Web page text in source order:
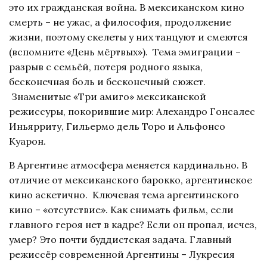
это их гражданская война. В мексиканском кино
смерть – не ужас, а философия, продолжение
жизни, поэтому скелеты у них танцуют и смеются
(вспомните «День мёртвых»). Тема эмиграции –
разрыв с семьёй, потеря родного языка,
бесконечная боль и бесконечный сюжет.
Знаменитые «Три амиго» мексиканской
режиссуры, покорившие мир: Алехандро Гонсалес
Иньярриту, Гильермо дель Торо и Альфонсо
Куарон.
В Аргентине атмосфера меняется кардинально. В
отличие от мексиканского барокко, аргентинское
кино аскетично. Ключевая тема аргентинского
кино – «отсутствие». Как снимать фильм, если
главного героя нет в кадре? Если он пропал, исчез,
умер? Это почти буддистская задача. Главный
режиссёр современной Аргентины – Лукресия